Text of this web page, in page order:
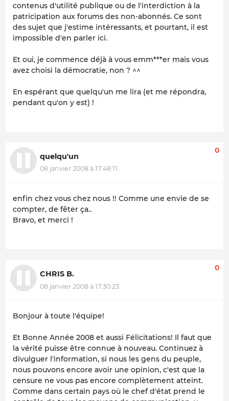
contenus d'utilité publique ou de l'interdiction à la
patricipation aux forums des non-abonnés. Ce sont
des sujet que j'estime intéressants, et pourtant, il est
impossible d'en parler ici.
Et oui, je commence déjà à vous emm***er mais vous
avez choisi la démocratie, non ? ^^
En espérant que quelqu'un me lira (et me répondra,
pendant qu'on y est) !
quelqu'un
08 janvier 2008 à 17:48:11
0
enfin chez vous chez nous !! Comme une envie de se
compter, de fêter ça..
Bravo, et merci !
CHRIS B.
08 janvier 2008 à 17:30:23
0
Bonjour à toute l'équipe!
Et Bonne Année 2008 et aussi Félicitations! Il faut que
la vérité puisse être connue à nouveau. Continuez à
divulguer l'information, si nous les gens du peuple,
nous pouvons encore avoir une opinion, c'est que la
censure ne vous pas encore complètement atteint.
Comme dans certain pays où le chef d'état prend le